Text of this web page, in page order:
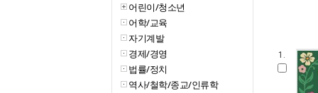
어린이/청소년
어학/교육
자기계발
경제/경영
법률/정치
역사/철학/종교/인류학
1.